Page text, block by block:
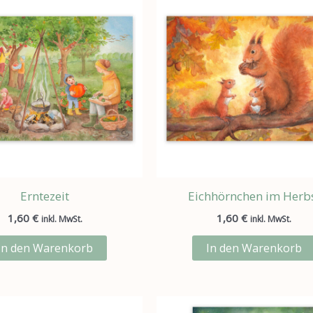
Erntezeit
1,60 € inkl. MwSt.
den Warenkorb
Eichhörnchen im
1,60€ inkl. MwSt.
In den Warenkorb